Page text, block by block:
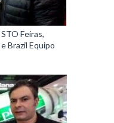
Feiras,
Brazil Equipo